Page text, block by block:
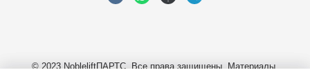
© 2023 NobleliftПАРТС, Все права защищены. Материалы,